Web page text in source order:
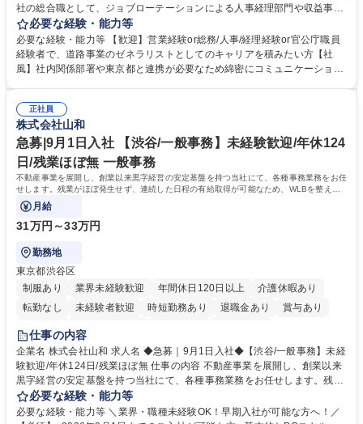
社の総合職として、ジョブローテーションによる人事経理部門や収益事業
等のフロント部門の部署等幅広い部署での業務をお任せいたします。研修
制度やキャリア支援が充実しております！ ※下記業務詳細 【業務詳細】■
管理部門：広報、人事、経理など当公社の運営に係る管理業務 ■収益部
門：駐車場の新規開拓、管理運営、新宿駅西口広場の「イベントコーナ
道路施設や道路工事現場の見学ツアー事業 ※入社後は上記いずれかの部門
へ配属。※業務内容変更の範囲：会社の定める業務 募集職種 【都庁グル
ープ】総合職（事務）◇残業月平均9時間未満／有給年平均16日取得
必要な経験・能力等
必要な経験・能力等 【歓迎】営業経験or総務/人事/経理経験or官公庁職員
経験者で、道路事業のゼネラリストとしてのキャリアを積みたい方【社
風】社内関係部署や東京都と連携が必要なため綿密にコミュニケーション
部門など多岐に渡る業務を経験できます。 ■様々なプロジェクト：駐車場
事業の他、新宿駅西口広場内に設置された照明を兼ねた広告「ブライトサ
イン」の管理運営を行うなど、事業収益を生み出す活動を積極的に行って
います。 学歴・資格 学歴：大学院 大学 高専 短大 専修学校 高校 語学力：
資格：
正社員
株式会社山和
急募|9月1日入社 【渋谷/一般事務】未経験歓迎/年休124
日/残業ほぼ無 一般事務
不動産事業を展開し、創業以来黒字経営の安定基盤を持つ当社にて、各種事務業務をお任
せします。残業がほぼ発生せず、連続した日程の有給取得が可能なため、WLBを整えた
い方にお勧めの環境です！
月給
31万円～33万円
勤務地
東京都渋谷区
制服あり
業界未経験歓迎 年間休日120日以上
介護休暇あり
転勤なし
未経験者歓迎 時短勤務あり 退職金あり
賞与あり
育休あり
完全週休2日制
仕事の内容
企業名 株式会社山和 求人名 ◆急募｜9月1日入社◆【渋谷/一般事務】未経
験歓迎/年休124日/残業ほぼ無 仕事の内容 不動産事業を展開し、創業以来
黒字経営の安定基盤を持つ当社にて、各種事務業務をお任せします。残業
がほぼ発生せず、連続した日程の有給取得が可能なため、WLBを整えたい
方にお勧めの環境です！ 入社後はOJTを通じて丁寧に研修を行いますの
必要な経験・能力等
必要な経験・能力等 ＼業界・職種未経験OK！早期入社が可能な方へ！／